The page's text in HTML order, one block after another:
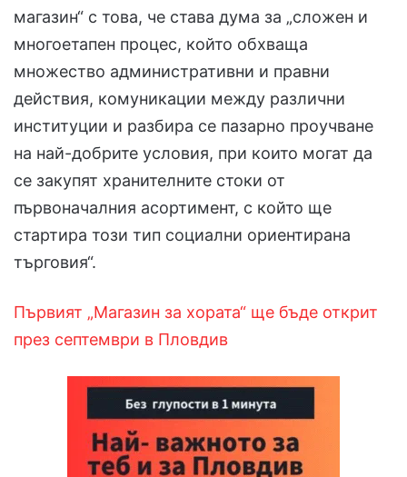
магазин“ с това, че става дума за „сложен и
многоетапен процес, който обхваща
множество административни и правни
действия, комуникации между различни
институции и разбира се пазарно проучване
на най-добрите условия, при които могат да
се закупят хранителните стоки от
първоначалния асортимент, с който ще
стартира този тип социални ориентирана
търговия“.
Първият „Магазин за хората“ ще бъде открит
през септември в Пловдив